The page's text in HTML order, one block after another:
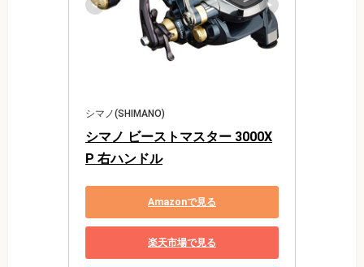
シマノ(SHIMANO)
シマノ ビーストマスター 3000X
P 右ハンドル
Amazonで見る
楽天市場で見る